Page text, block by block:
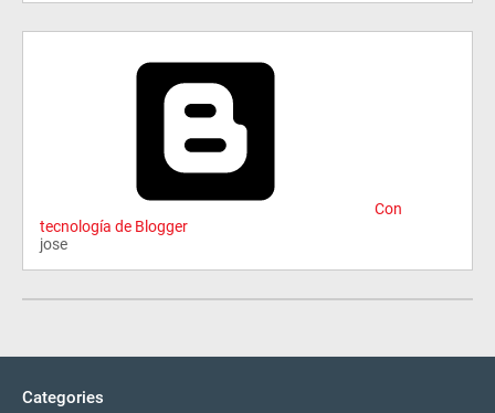
Con
tecnología de Blogger
jose
Categories